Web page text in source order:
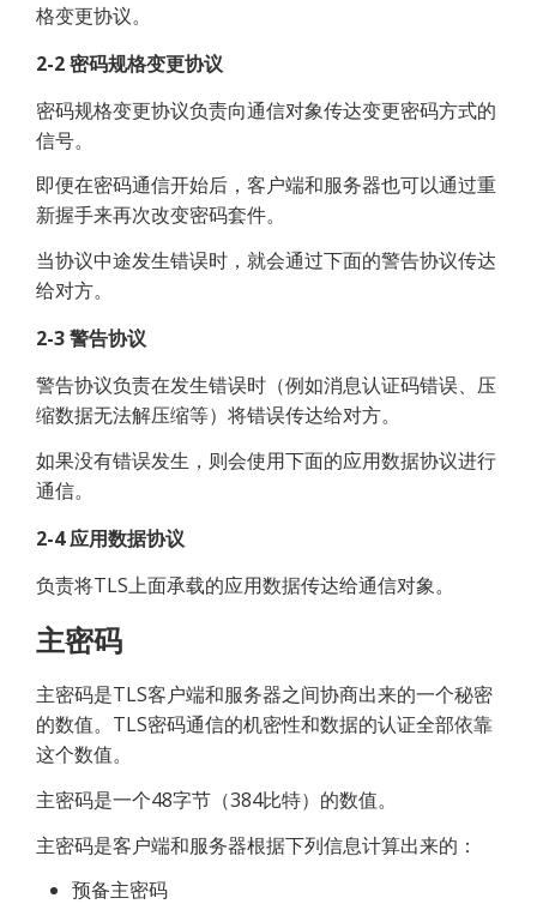
格变更协议。
2-2 密码规格变更协议
密码规格变更协议负责向通信对象传达变更密码方式的
信号。
即便在密码通信开始后，客户端和服务器也可以通过重
新握手来再次改变密码套件。
当协议中途发生错误时，就会通过下面的警告协议传达
给对方。
2-3 警告协议
警告协议负责在发生错误时（例如消息认证码错误、压
缩数据无法解压缩等）将错误传达给对方。
如果没有错误发生，则会使用下面的应用数据协议进行
通信。
2-4 应用数据协议
负责将TLS上面承载的应用数据传达给通信对象。
主密码
主密码是TLS客户端和服务器之间协商出来的一个秘密
的数值。TLS密码通信的机密性和数据的认证全部依靠
这个数值。
主密码是一个48字节（384比特）的数值。
主密码是客户端和服务器根据下列信息计算出来的：
预备主密码